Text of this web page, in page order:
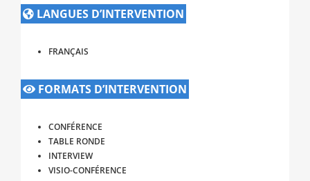
LANGUES D’INTERVENTION
FRANÇAIS
FORMATS D’INTERVENTION
CONFÉRENCE
TABLE RONDE
INTERVIEW
VISIO-CONFÉRENCE